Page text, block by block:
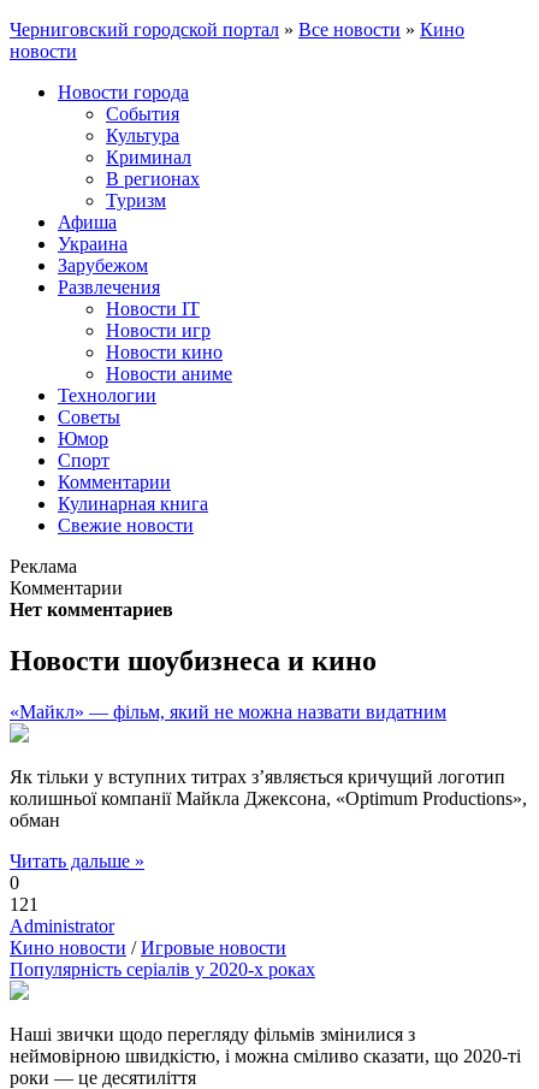
Черниговский городской портал » Все новости » Кино
новости
Новости города
События
Культура
Криминал
В регионах
Туризм
Афиша
Украина
Зарубежом
Развлечения
Новости IT
Новости игр
Новости кино
Новости аниме
Технологии
Советы
Юмор
Спорт
Комментарии
Кулинарная книга
Свежие новости
Реклама
Комментарии
Нет комментариев
Новости шоубизнеса и кино
«Майкл» — фільм, який не можна назвати видатним
Як тільки у вступних титрах з’являється кричущий логотип
колишньої компанії Майкла Джексона, «Optimum Productions»,
обман
Читать дальше »
0
121
Administrator
Кино новости /Игровые новости
Популярність серіалів у 2020-х роках
Наші звички щодо перегляду фільмів змінилися з
неймовірною швидкістю, і можна сміливо сказати, що 2020-ті
роки — це десятиліття